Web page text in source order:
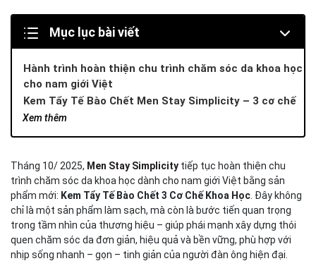
Mục lục bài viết
Xem thêm
Hành trình hoàn thiện chu trình chăm sóc da khoa học
cho nam giới Việt
Kem Tẩy Tế Bào Chết Men Stay Simplicity – 3 cơ chế
khoa học cho làn da sạch sâu và khỏe mạnh
Tẩy da chết hóa học (Chemical Exfoliation)
Cân bằng hệ vi sinh (Microbiome Care)
Sản phẩm 2 trong 1 – Vừa tẩy da chết, vừa là mặt nạ
làm sạch sâu
Cảm giác khác biệt ngay lần đầu sử dụng – Sạch sâu,
mát da, vẫn ẩm mịn
Công thức lành tính – An toàn cho cả da nhạy cảm
Tháng 10/ 2025, Men Stay Simplicity tiếp tục hoàn thiện chu
trình chăm sóc da khoa học dành cho nam giới Việt bằng sản
phẩm mới: Kem Tẩy Tế Bào Chết 3 Cơ Chế Khoa Học . Đây không
chỉ là một sản phẩm làm sạch, mà còn là bước tiến quan trọng
trong tầm nhìn của thương hiệu – giúp phái mạnh xây dựng thói
quen chăm sóc da đơn giản, hiệu quả và bền vững, phù hợp với
nhịp sống nhanh – gọn – tinh giản của người đàn ông hiện đại.